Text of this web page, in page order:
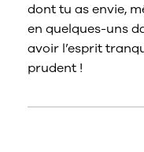
dont tu as envie,
en quelques-uns
avoir l’esprit
prudent !